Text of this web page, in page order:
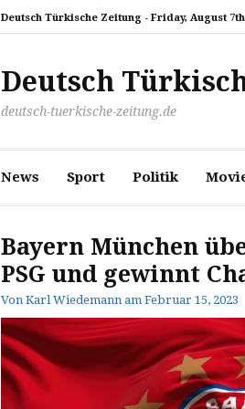
Deutsch Türkische Zeitung - Friday, August
Deutsch
deutsch-tuerkische-zeitung.de
News Sport Politik
Bayern München
PSG und gewinnt
Von Karl Wiedemann am Februar 15, 2023